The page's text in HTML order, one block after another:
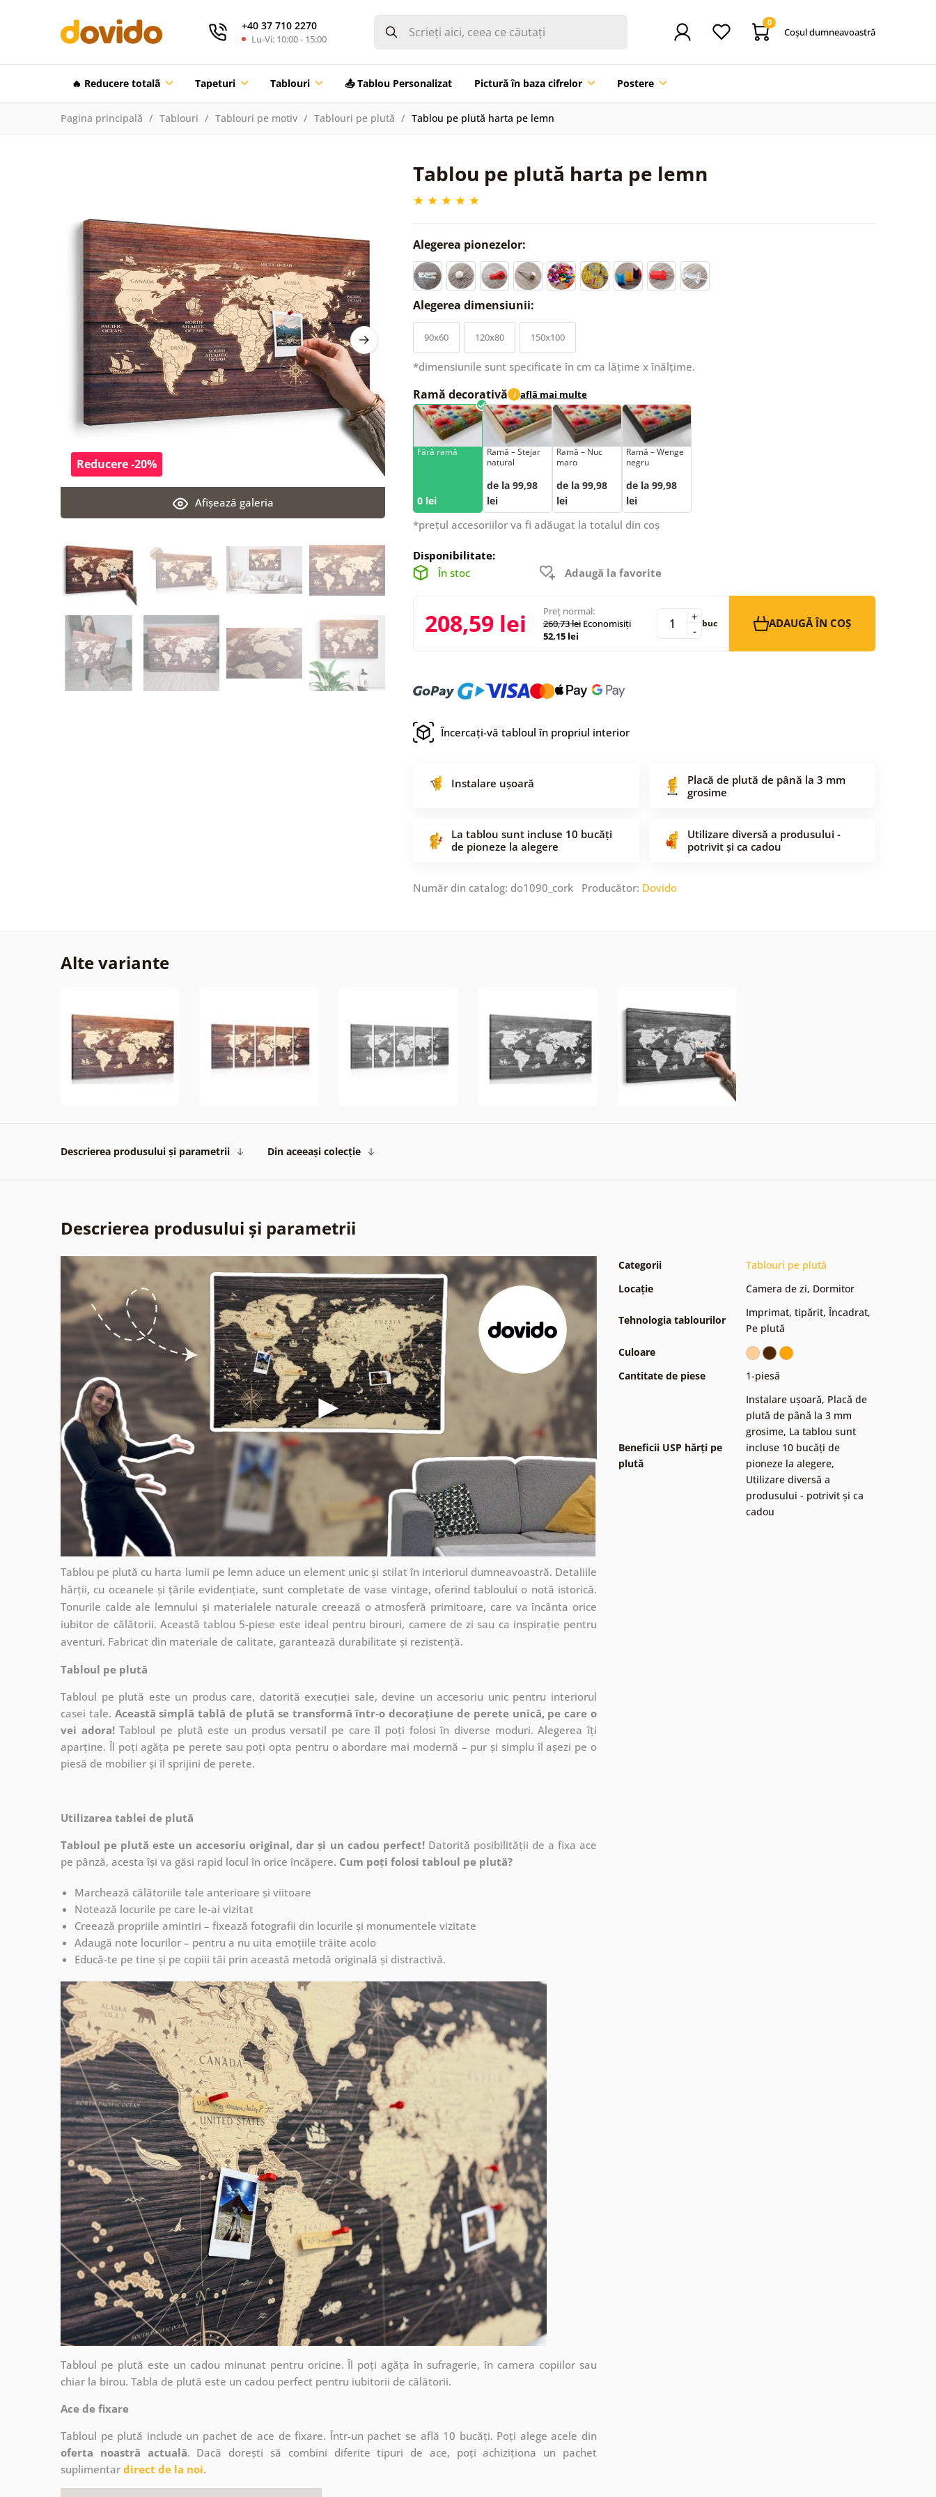
+40 37 710 2270
Lu-Vi: 10:00 - 15:00
0
Coşul dumneavoastră
🔥 Reducere totalã Tapeturi Tablouri 📤 Tablou Personalizat Pictură în baza cifrelor Postere
Pagina principală Tablouri Tablouri pe motiv Tablouri pe plută Tablou pe plută harta pe lemn
Tablou pe plută harta pe lemn
Afişează galeria
Reducere -20%
Alegerea pionezelor:
Alegerea dimensiunii:
90x60 120x80 150x100
*dimensiunile sunt specificate în cm ca lățime x înălțime.
Ramă decorativă i află mai multe
Fără ramă
0 lei
Ramă – Stejar
natural
de la 99,98
lei
Ramă – Nuc
maro
de la 99,98
lei
Ramă – Wenge
negru
de la 99,98
lei
*prețul accesoriilor va fi adăugat la totalul din coș
Disponibilitate:
În stoc
Adaugă la favorite
208,59 lei
Preț normal:
260,73 lei Economisiți
52,15 lei
-
+ buc ADAUGĂ ÎN COȘ
Încercați-vă tabloul în propriul interior
Instalare ușoară
Placă de plută de până la 3 mm
grosime
La tablou sunt incluse 10 bucăți
de pioneze la alegere
Utilizare diversă a produsului -
potrivit și ca cadou
Număr din catalog: do1090_cork Producător: Dovido
Alte variante
Descrierea produsului și parametrii Din aceeași colecție
Descrierea produsului și parametrii
Tablou pe plută cu harta lumii pe lemn aduce un element unic și stilat în interiorul dumneavoastră. Detaliile
hărții, cu oceanele și țările evidențiate, sunt completate de vase vintage, oferind tabloului o notă istorică.
Tonurile calde ale lemnului și materialele naturale creează o atmosferă primitoare, care va încânta orice
iubitor de călătorii. Această tablou 5-piese este ideal pentru birouri, camere de zi sau ca inspirație pentru
aventuri. Fabricat din materiale de calitate, garantează durabilitate și rezistență.
Tabloul pe plută
Tabloul pe plută este un produs care, datorită execuției sale, devine un accesoriu unic pentru interiorul
casei tale. Această simplă tablă de plută se transformă într-o decorațiune de perete unică, pe care o
vei adora!Tabloul pe plută este un produs versatil pe care îl poți folosi în diverse moduri. Alegerea îți
aparține. Îl poți agăța pe perete sau poți opta pentru o abordare mai modernă – pur și simplu îl așezi pe o
piesă de mobilier și îl sprijini de perete.
Utilizarea tablei de plută
Tabloul pe plută este un accesoriu original, dar și un cadou perfect!Datorită posibilității de a fixa ace
pe pânză, acesta își va găsi rapid locul în orice încăpere. Cum poți folosi tabloul pe plută?
Marchează călătoriile tale anterioare și viitoare
Notează locurile pe care le-ai vizitat
Creează propriile amintiri – fixează fotografii din locurile și monumentele vizitate
Adaugă note locurilor – pentru a nu uita emoțiile trăite acolo
Educă-te pe tine și pe copiii tăi prin această metodă originală și distractivă.
Tabloul pe plută este un cadou minunat pentru oricine. Îl poți agăța în sufragerie, în camera copiilor sau
chiar la birou. Tabla de plută este un cadou perfect pentru iubitorii de călătorii.
Ace de fixare
Tabloul pe plută include un pachet de ace de fixare. Într-un pachet se află 10 bucăți. Poți alege acele din
oferta noastră actuală. Dacă dorești să combini diferite tipuri de ace, poți achiziționa un pachet
suplimentar direct de la noi.
Categorii
Tablouri pe plută
Locație
Camera de zi, Dormitor
Tehnologia tablourilor
Imprimat, tipărit,Încadrat,
Pe plută
Culoare
Cantitate de piese
1-piesă
Beneficii USP hărți pe
plută
Instalare ușoară, Placă de
plută de până la 3 mm
grosime, La tablou sunt
incluse 10 bucăți de
pioneze la alegere,
Utilizare diversă a
produsului - potrivit și ca
cadou